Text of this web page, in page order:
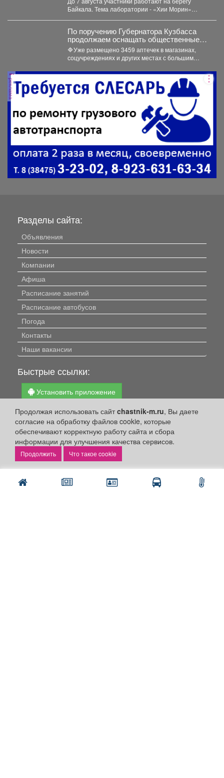
стихий» на Байкале.
Байкала. Тема лаборатории - «Хии Морин»
По поручению Губернатора Кузбасса
продолжаем оснащать общественные
пространства аптечками первой
помощи.
🔷Уже размещено 3459 аптечек в магазинах,
соцучреждениях и других местах с большим
реклама
Продолжая использовать сайтchastnik-m.ru, Вы даете
согласие на обработку файлов cookie, которые
обеспечивают корректную работу сайта и сбора
информации для улучшения качества сервисов.
Что такое cookie
Разделы сайта:
Объявления
Новости
Компании
Афиша
Расписание занятий
Расписание автобусов
Погода
Контакты
Наши вакансии
Быстрые ссылки:
Установить приложение
Личный кабинет
Подать объявление
Подать объявление в газету
Поздравить
Рекламодателям: